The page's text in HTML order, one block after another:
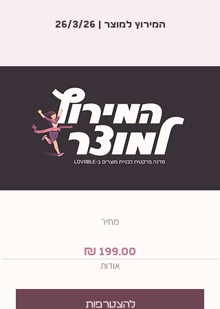
המירוץ למוצר | 26/3/26
מחיר
אודות
להצטרפות